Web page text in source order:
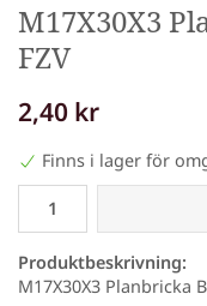
M17X30X3
FZV
2,40 kr
Finns i lager för
Produktbeskrivning:
M17X30X3 Planbricka